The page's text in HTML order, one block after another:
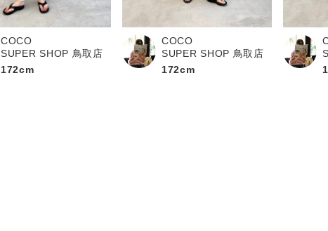
COCO
SUPER SHOP 鳥取店
172cm
COCO
SUPER SHOP 鳥取店
172cm